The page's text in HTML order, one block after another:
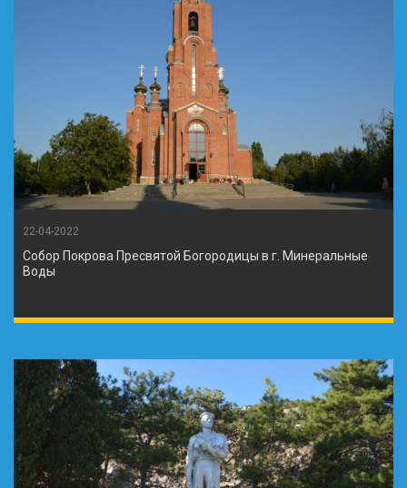
22-04-2022
Собор Покрова Пресвятой Богородицы в г. Минеральные
Воды